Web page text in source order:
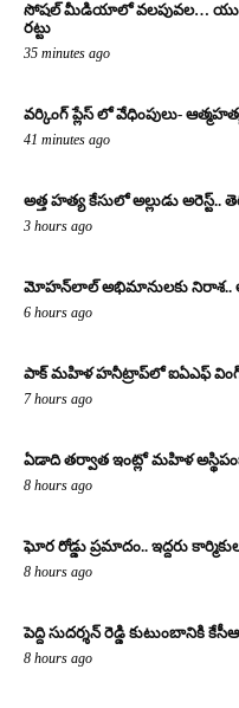
సోషల్ మీడియాలో వలపువల…
రట్టు
35 minutes ago
వర్కింగ్ ప్లేస్ లో వేధింపులు-
41 minutes ago
అత్త హత్య కేసులో అల్లుడు
3 hours ago
మోహన్‌లాల్ అభిమానులకు
6 hours ago
పాక్ మహిళ హనీట్రాప్‌లో ఐఏఎఫ్
7 hours ago
ఏడాది తర్వాత ఇంట్లో మహిళ
8 hours ago
ఘోర రోడ్డు ప్రమాదం.. ఇద్దరు
8 hours ago
పెద్ది సుదర్శన్ రెడ్డి కుటుంబానికి
8 hours ago